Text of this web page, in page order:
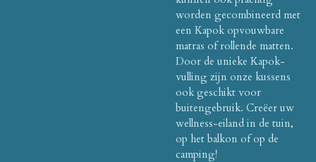
worden gecombineerd met
een Kapok opvouwbare
matras of rollende matten.
Door de unieke Kapok-
vulling zijn onze kussens
ook geschikt voor
buitengebruik. Creëer uw
wellness-eiland in de tuin,
op het balkon of op de
camping!